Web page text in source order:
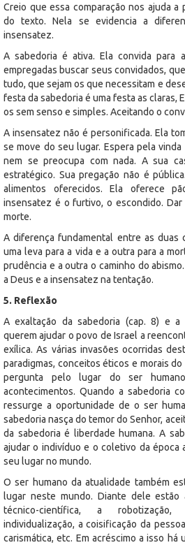
Creio que essa comparação nos ajuda
do texto. Nela se evidencia a
insensatez.
A sabedoria é ativa. Ela convida para
empregadas buscar seus convidados,
tudo, que sejam os que necessitam e
festa da sabedoria é uma festa as claras,
os sem senso e simples. Aceitando o
A insensatez não é personificada. Ela
se move do seu lugar. Espera pela
nem se preocupa com nada. A sua
estratégico. Sua pregação não é
alimentos oferecidos. Ela oferece
insensatez é o furtivo, o escondido.
morte.
A diferença fundamental entre as duas
uma leva para a vida e a outra para a
prudência e a outra o caminho do
a Deus e a insensatez na tentação.
5. Reflexão
A exaltação da sabedoria (cap. 8) e a
querem ajudar o povo de Israel a
exílica. As várias invasões ocorridas
paradigmas, conceitos éticos e morais
pergunta pelo lugar do ser
acontecimentos. Quando a sabedoria
ressurge a oportunidade de o ser
sabedoria nasça do temor do Senhor,
da sabedoria é liberdade humana. A
ajudar o indivíduo e o coletivo da época
seu lugar no mundo.
O ser humano da atualidade também
lugar neste mundo. Diante dele estão
técnico-científica, a
individualização, a coisificação da
carismática, etc. Em acréscimo a isso há